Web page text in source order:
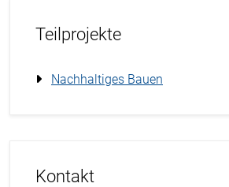
Teilprojekte
Nachhaltiges Bauen
Kontakt